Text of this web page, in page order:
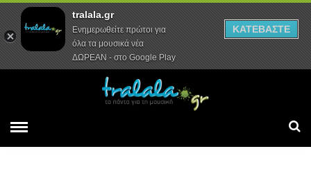
Αρχική Συνεντεύξεις Ρεπορτάζ
tralala.gr
Ενημερωθείτε πρώτοι για
όλα τα μουσικά νέα
ΔΩΡΕΑΝ - στο Google Play
ΚΑΤΕΒΑΣΤΕ